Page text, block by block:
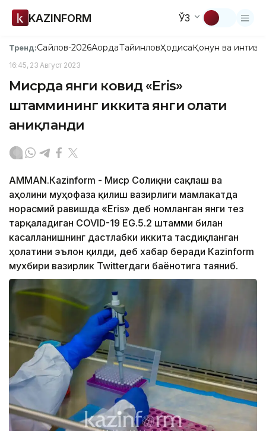
KAZINFORM ЎЗ
Тренд:Сайлов-2026АқордаТайинловҲодисаҚонун ва
16:45, 23 Август 2023
Мисрда янги ковид «Eris»
штаммининг иккита янги ҳолати
аниқланди
AMMAN.Кazinform - Миср Соғлиқни сақлаш ва
аҳолини муҳофаза қилиш вазирлиги мамлакатда
норасмий равишда «Eris» деб номланган янги тез
тарқаладиган COVID-19 EG.5.2 штамми билан
касалланишнинг дастлабки иккита тасдиқланган
ҳолатини эълон қилди, деб хабар беради Кazinform
мухбири вазирлик Twitterдаги баёнотига таяниб.